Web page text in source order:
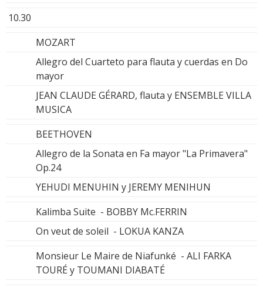
10.30
MOZART
Allegro del Cuarteto para flauta y cuerdas en Do
mayor
JEAN CLAUDE GÉRARD, flauta y ENSEMBLE VILLA
MUSICA
BEETHOVEN
Allegro de la Sonata en Fa mayor "La Primavera"
Op.24
YEHUDI MENUHIN y JEREMY MENIHUN
Kalimba Suite - BOBBY Mc.FERRIN
On veut de soleil - LOKUA KANZA
Monsieur Le Maire de Niafunké - ALI FARKA
TOURÉ y TOUMANI DIABATÉ